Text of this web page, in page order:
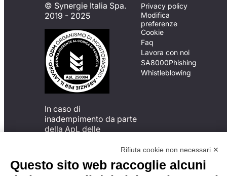
© Synergie Italia Spa.
2019 - 2025
In caso di
inadempimento da parte
della ApL delle
del Codice di Condotta, è
possibile presentare un
reclamo
Privacy policy
Modifica
preferenze
Cookie
Faq
Lavora con noi
SA8000Phishing
Whistleblowing
Rifiuta cookie non necessari ✕
Questo sito web raccoglie alcuni